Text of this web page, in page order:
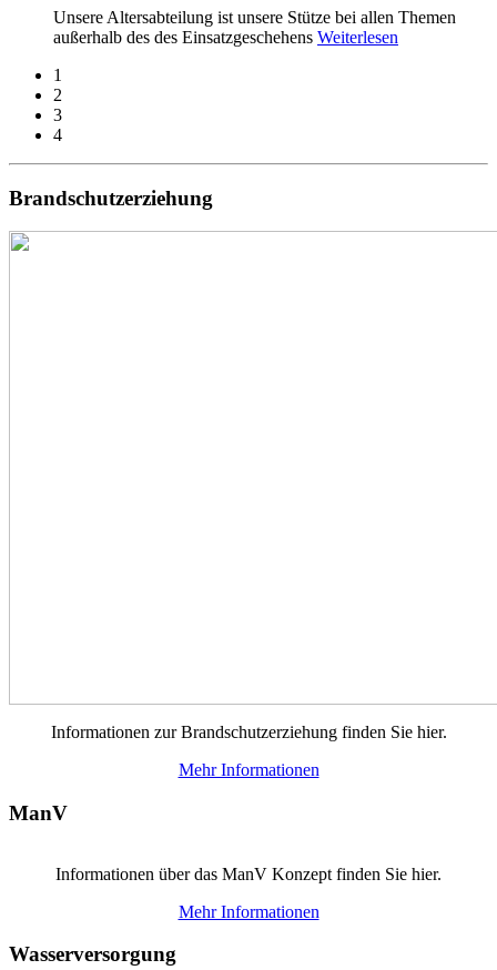
Unsere Altersabteilung ist unsere Stütze bei allen Themen
außerhalb des des Einsatzgeschehens Weiterlesen
1
2
3
4
Brandschutzerziehung
Informationen zur Brandschutzerziehung finden Sie hier.
Mehr Informationen
ManV
Informationen über das ManV Konzept finden Sie hier.
Mehr Informationen
Wasserversorgung